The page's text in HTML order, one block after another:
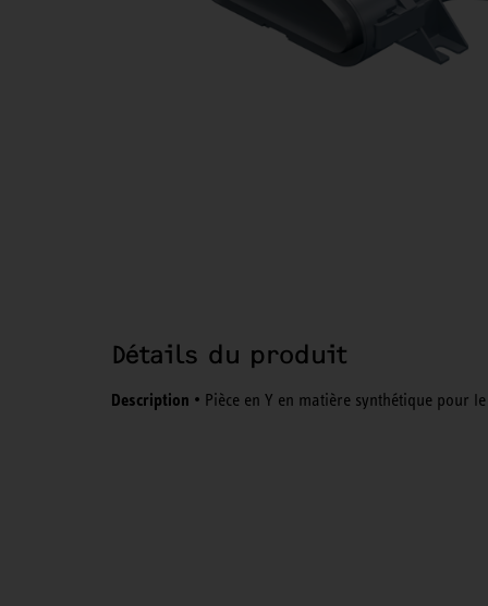
Détails du produit
Description • Pièce en Y en matière synthétique pour